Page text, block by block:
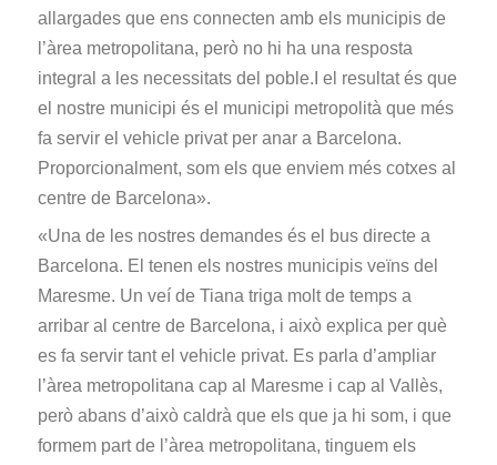
allargades que ens connecten amb els municipis de
l’àrea metropolitana, però no hi ha una resposta
integral a les necessitats del poble.I el resultat és que
el nostre municipi és el municipi metropolità que més
fa servir el vehicle privat per anar a Barcelona.
Proporcionalment, som els que enviem més cotxes al
centre de Barcelona».
«Una de les nostres demandes és el bus directe a
Barcelona. El tenen els nostres municipis veïns del
Maresme. Un veí de Tiana triga molt de temps a
arribar al centre de Barcelona, i això explica per què
es fa servir tant el vehicle privat. Es parla d’ampliar
l’àrea metropolitana cap al Maresme i cap al Vallès,
però abans d’això caldrà que els que ja hi som, i que
formem part de l’àrea metropolitana, tinguem els